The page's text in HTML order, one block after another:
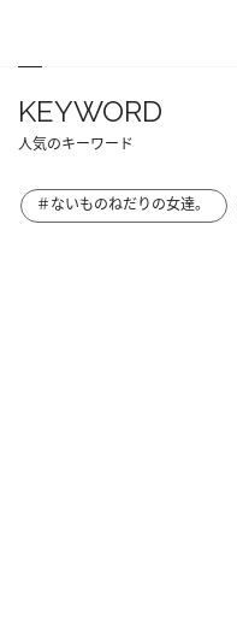
KEYWORD
人気のキーワード
＃ないものねだりの女達。